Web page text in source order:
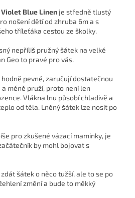
Violet Blue Linen je středně tlustý
nošení dětí od zhruba 6m a s
tříleťáka cestou ze školky.
nepříliš pružný šátek na velké
Geo to pravé pro vás.
hodně pevné, zaručují dostatečnou
méně pruží, proto není len
Vlákna lnu působí chladivě a
od těla. Lněný šátek lze nosit po
pro zkušené vázací maminky, je
by mohl bojovat s
šátek o něco tužší, ale to se po
změní a bude to měkký